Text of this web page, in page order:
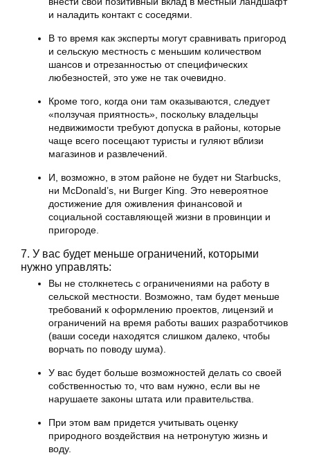
и наладить контакт с соседями.
В то время как эксперты могут сравнивать пригород
и сельскую местность с меньшим количеством
шансов и отрезанностью от специфических
любезностей, это уже не так очевидно.
Кроме того, когда они там оказываются, следует
«ползучая приятность», поскольку владельцы
недвижимости требуют допуска в районы, которые
чаще всего посещают туристы и гуляют вблизи
магазинов и развлечений.
И, возможно, в этом районе не будет ни Starbucks,
ни McDonald’s, ни Burger King. Это невероятное
достижение для оживления финансовой и
социальной составляющей жизни в провинции и
пригороде.
7. У вас будет меньше ограничений, которыми
нужно управлять:
Вы не столкнетесь с ограничениями на работу в
сельской местности. Возможно, там будет меньше
требований к оформлению проектов, лицензий и
ограничений на время работы ваших разработчиков
(ваши соседи находятся слишком далеко, чтобы
ворчать по поводу шума).
У вас будет больше возможностей делать со своей
собственностью то, что вам нужно, если вы не
нарушаете законы штата или правительства.
При этом вам придется учитывать оценку
природного воздействия на нетронутую жизнь и
воду.